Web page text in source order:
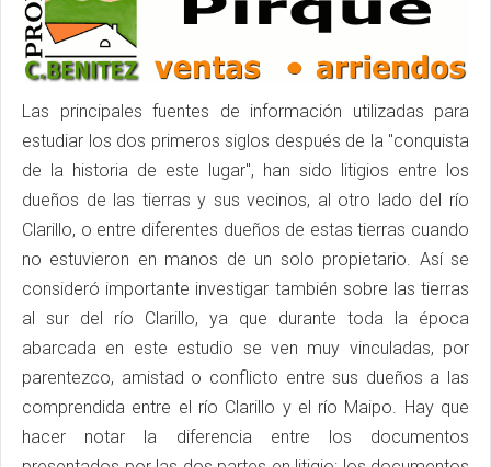
Las principales fuentes de información utilizadas para
estudiar los dos primeros siglos después de la "conquista
de la historia de este lugar", han sido litigios entre los
dueños de las tierras y sus vecinos, al otro lado del río
Clarillo, o entre diferentes dueños de estas tierras cuando
no estuvieron en manos de un solo propietario. Así se
consideró importante investigar también sobre las tierras
al sur del río Clarillo, ya que durante toda la época
abarcada en este estudio se ven muy vinculadas, por
parentezco, amistad o conflicto entre sus dueños a las
comprendida entre el río Clarillo y el río Maipo. Hay que
hacer notar la diferencia entre los documentos